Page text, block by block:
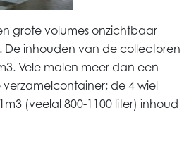
grote volumes onzichtbaar
De inhouden van de collectoren
Vele malen meer dan een
de 4 wiel
(veelal 800-1100 liter) inhoud